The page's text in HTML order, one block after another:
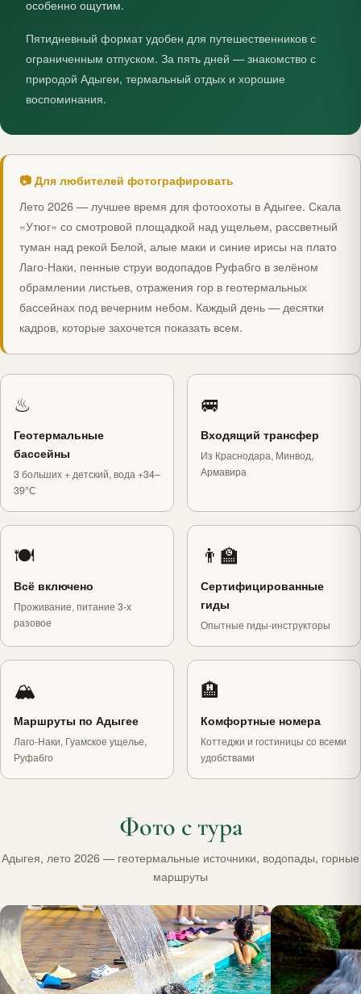
особенно ощутим.
Пятидневный формат удобен для путешественников с
ограниченным отпуском. За пять дней — знакомство с
природой Адыгеи, термальный отдых и хорошие
воспоминания.
📷 Для любителей фотографировать
Лето 2026 — лучшее время для фотоохоты в Адыгее. Скала
«Утюг» со смотровой площадкой над ущельем, рассветный
туман над рекой Белой, алые маки и синие ирисы на плато
Лаго-Наки, пенные струи водопадов Руфабго в зелёном
обрамлении листьев, отражения гор в геотермальных
бассейнах под вечерним небом. Каждый день — десятки
кадров, которые захочется показать всем.
♨
Геотермальные
бассейны
3 больших + детский, вода +34–
39°С
🚐
Входящий трансфер
Из Краснодара, Минвод,
Армавира
🍽
Всё включено
Проживание, питание 3-х
разовое
👨‍🏫
Сертифицированные
гиды
Опытные гиды-инструкторы
🏔
Маршруты по Адыгее
Лаго-Наки, Гуамское ущелье,
Руфабго
🏨
Комфортные номера
Коттеджи и гостиницы со всеми
удобствами
Фото с тура
Адыгея, лето 2026 — геотермальные источники, водопады, горные
маршруты